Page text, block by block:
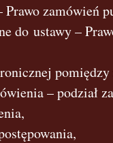
zamówień
do ustawy –
– podział